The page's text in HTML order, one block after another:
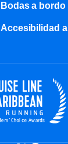
Bodas a bordo
Accesibilidad